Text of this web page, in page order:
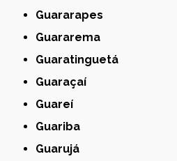
Guararapes
Guararema
Guaratinguetá
Guaraçaí
Guareí
Guariba
Guarujá